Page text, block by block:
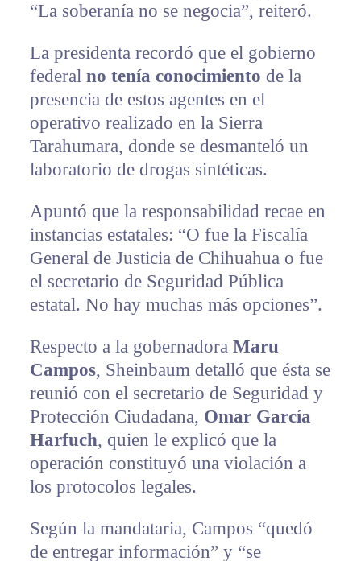
“La soberanía no se negocia”, reiteró.
La presidenta recordó que el gobierno
federal no tenía conocimiento de la
presencia de estos agentes en el
operativo realizado en la Sierra
Tarahumara, donde se desmanteló un
laboratorio de drogas sintéticas.
Apuntó que la responsabilidad recae en
instancias estatales: “O fue la Fiscalía
General de Justicia de Chihuahua o fue
el secretario de Seguridad Pública
estatal. No hay muchas más opciones”.
Respecto a la gobernadora Maru
Campos, Sheinbaum detalló que ésta se
reunió con el secretario de Seguridad y
Protección Ciudadana, Omar García
Harfuch, quien le explicó que la
operación constituyó una violación a
los protocolos legales.
Según la mandataria, Campos “quedó
de entregar información” y “se